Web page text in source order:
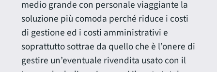
medio grande con personale viaggiante la
soluzione più comoda perché riduce i costi
di gestione ed i costi amministrativi e
soprattutto sottrae da quello che è l’onere di
gestire un’eventuale rivendita usato con il